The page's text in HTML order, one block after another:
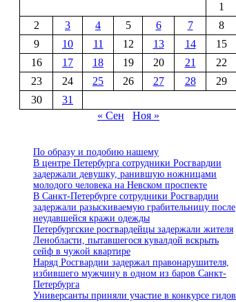
1
2
3 4 5 6 7
8
9
10 11 12 13 14
15
16
17 18 19 20 21
22
23
24 25 26 27 28
29
30
31
« Сен
Ноя »
По образу и подобию нашему
В центре Петербурга сотрудники Росгвардии
задержали девушку, ранившую ножницами
молодого человека на Невском проспекте
В Санкт-Петербурге сотрудники Росгвардии
задержали разыскиваемую грабительницу после
неудавшейся кражи одежды
Петербургские росгвардейцы задержали жителя
Ленобласти, пытавшегося кувалдой вскрыть
сейф в чужой квартире
Наряд Росгвардии задержал правонарушителя,
избившего мужчину в одном из баров Санкт-
Петербурга
Универсанты приняли участие в конкурсе гидов